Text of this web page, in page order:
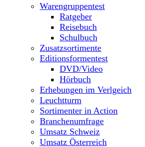
Warengruppentest
Ratgeber
Reisebuch
Schulbuch
Zusatzsortimente
Editionsformentest
DVD/Video
Hörbuch
Erhebungen im Verlgeich
Leuchtturm
Sortimenter in Action
Branchenumfrage
Umsatz Schweiz
Umsatz Österreich